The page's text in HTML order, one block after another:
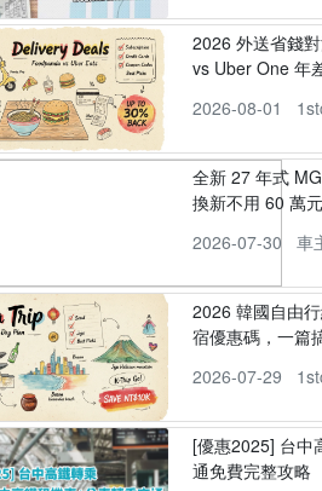
2026 外送省錢
vs Uber One 年
2026-08-01
全新 27 年式
換新不用 60 萬元
2026-07-30
車
2026 韓國自由
宿優惠碼，一篇
2026-07-29
[優惠2025] 台中
通免費完整攻略